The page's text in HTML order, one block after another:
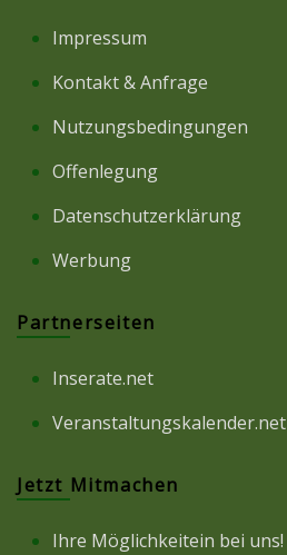
Impressum
Kontakt & Anfrage
Nutzungsbedingungen
Offenlegung
Datenschutzerklärung
Werbung
Partnerseiten
Inserate.net
Veranstaltungskalender.net
Jetzt Mitmachen
Ihre Möglichkeitein bei uns!